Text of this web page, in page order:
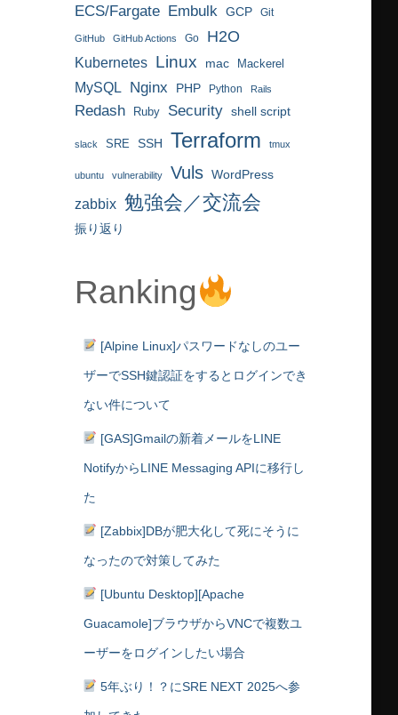
ECS/Fargate Embulk GCP Git
GitHub GitHub Actions Go H2O
Kubernetes Linux mac Mackerel
MySQL Nginx PHP Python Rails
Redash Ruby Security shell script
slack SRE SSH Terraform tmux
ubuntu vulnerability Vuls WordPress
zabbix 勉強会／交流会
振り返り
Ranking
[Alpine Linux]パスワードなしのユー
ザーでSSH鍵認証をするとログインでき
ない件について
[GAS]Gmailの新着メールをLINE
NotifyからLINE Messaging APIに移行し
た
[Zabbix]DBが肥大化して死にそうに
なったので対策してみた
[Ubuntu Desktop][Apache
Guacamole]ブラウザからVNCで複数ユ
ーザーをログインしたい場合
5年ぶり！？にSRE NEXT 2025へ参